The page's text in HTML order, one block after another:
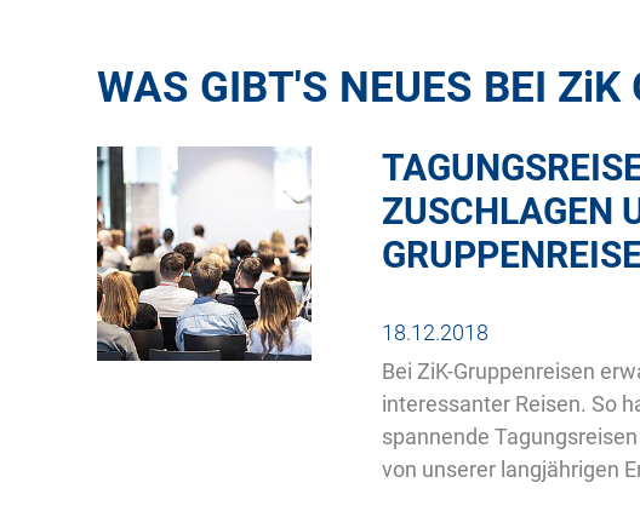
WAS GIBT'S NEUES BEI ZiK
ZUSCHLAGEN
18.12.2018
Bei ZiK-Gruppenreisen
interessanter Reisen. So
spannende
von unserer langjährigen